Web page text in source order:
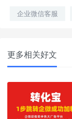
企业微信客服
更多相关好文